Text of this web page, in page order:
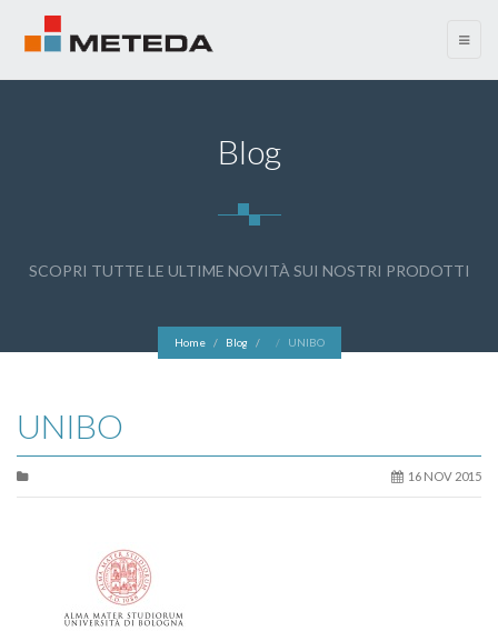
menu
Blog
SCOPRI TUTTE LE ULTIME NOVITÀ SUI NOSTRI PRODOTTI
Home Blog UNIBO
UNIBO
16 NOV 2015